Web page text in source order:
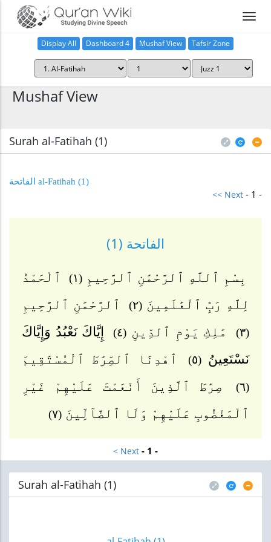
Display All Dashboard 4 Mushaf View Tafsir Zone
Home
Mushaf View
Surah al-Fatihah (1)
(1) al-Fatihah الفاتحة
<< Next - 1 -
الفاتحة (1)
بِسْمِ ٱللَّهِ ٱلرَّحْمَٰنِ ٱلرَّحِيمِ (١)
ٱلْحَمْدُ
لِلَّهِ رَبِّ ٱلْعَٰلَمِينَ (٢) ٱلرَّحْمَٰنِ ٱلرَّحِيمِ
(٣) مَٰلِكِ يَوْمِ ٱلدِّينِ (٤)
إِيَّاكَ نَعْبُدُ وَإِيَّاكَ
نَسْتَعِينُ(٥) ٱهْدِنَا ٱلصِّرَٰطَ ٱلْمُسْتَقِيمَ
(٦)
صِرَٰطَ ٱلَّذِينَ أَنْعَمْتَ عَلَيْهِمْ غَيْرِ
ٱلْمَغْضُوبِ عَلَيْهِمْ وَلَا ٱلضَّآلِّينَ (٧)
< Next - 1 -
Surah al-Fatihah (1)